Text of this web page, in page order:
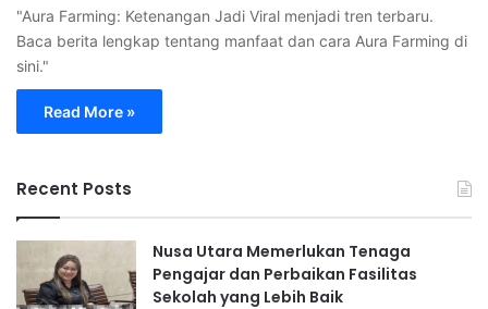
"Aura Farming: Ketenangan Jadi Viral menjadi tren terbaru.
Baca berita lengkap tentang manfaat dan cara Aura Farming di
sini."
Read More »
Recent Posts
Nusa Utara Memerlukan Tenaga
Pengajar dan Perbaikan Fasilitas
Sekolah yang Lebih Baik